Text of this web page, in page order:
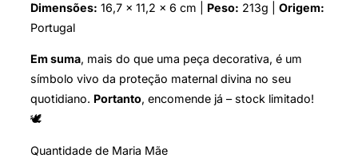
Dimensões: 16,7 × 11,2 × 6 cm | Peso: 213g | Origem:
Portugal
Em suma, mais do que uma peça decorativa, é um
símbolo vivo da proteção maternal divina no seu
quotidiano. Portanto, encomende já – stock limitado!
🕊️
Quantidade de Maria Mãe